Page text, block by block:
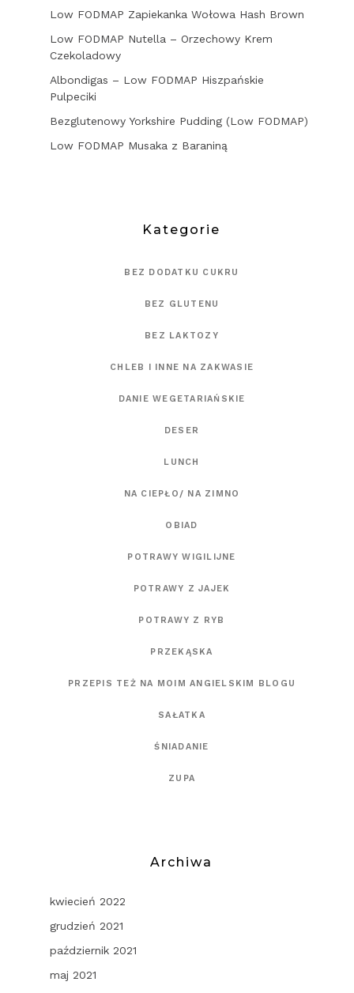
Low FODMAP Zapiekanka Wołowa Hash Brown
Low FODMAP Nutella – Orzechowy Krem
Czekoladowy
Albondigas – Low FODMAP Hiszpańskie
Pulpeciki
Bezglutenowy Yorkshire Pudding (Low FODMAP)
Low FODMAP Musaka z Baraniną
Kategorie
BEZ DODATKU CUKRU
BEZ GLUTENU
BEZ LAKTOZY
CHLEB I INNE NA ZAKWASIE
DANIE WEGETARIAŃSKIE
DESER
LUNCH
NA CIEPŁO/ NA ZIMNO
OBIAD
POTRAWY WIGILIJNE
POTRAWY Z JAJEK
POTRAWY Z RYB
PRZEKĄSKA
PRZEPIS TEŻ NA MOIM ANGIELSKIM BLOGU
SAŁATKA
ŚNIADANIE
ZUPA
Archiwa
kwiecień 2022
grudzień 2021
październik 2021
maj 2021